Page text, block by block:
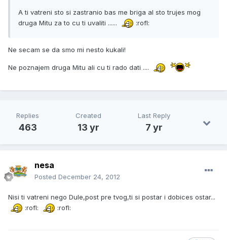
A ti vatreni sto si zastranio bas me briga al sto trujes mog
druga Mitu za to cu ti uvaliti ......
:rofl:
Ne secam se da smo mi nesto kukali!
Ne poznajem druga Mitu ali cu ti rado dati ....
Replies
463
Created
13 yr
Last Reply
7 yr
nesa
Posted December 24, 2012
Nisi ti vatreni nego Dule,post pre tvog,ti si postar i dobices ostar...
:rofl:
:rofl: